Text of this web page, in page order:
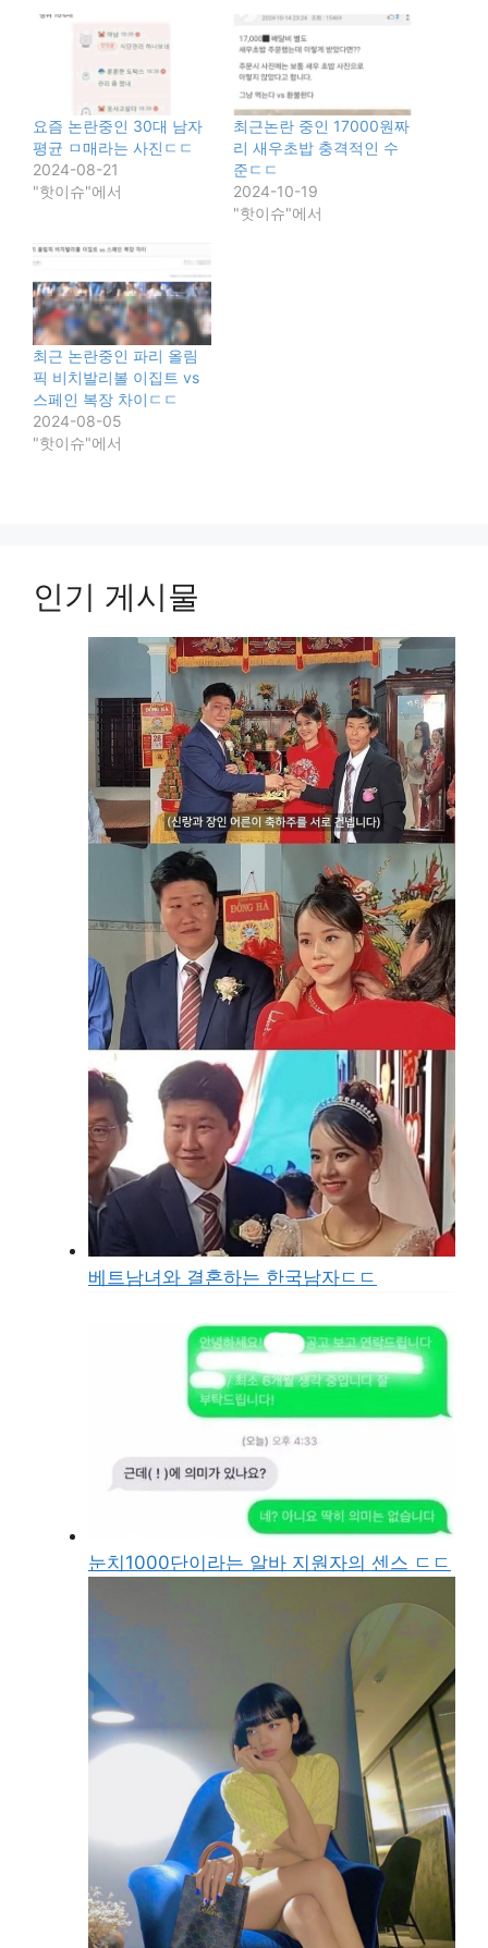
요즘 논란중인 30대 남자
평균 ㅁ매라는 사진ㄷㄷ
2024-08-21
"핫이슈"에서
최근논란 중인 17000원짜
리 새우초밥 충격적인 수
준ㄷㄷ
2024-10-19
"핫이슈"에서
최근 논란중인 파리 올림
픽 비치발리볼 이집트 vs
스페인 복장 차이ㄷㄷ
2024-08-05
"핫이슈"에서
인기 게시물
베트남녀와 결혼하는 한국남자ㄷㄷ
눈치1000단이라는 알바 지원자의 센스 ㄷㄷ